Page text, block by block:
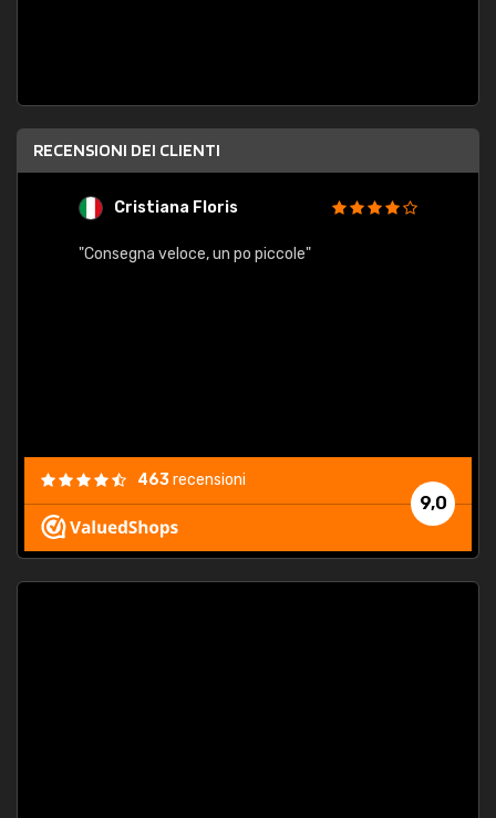
RECENSIONI DEI CLIENTI
Cristiana Floris
"Consegna veloce, un po piccole"
9,0
463recensioni